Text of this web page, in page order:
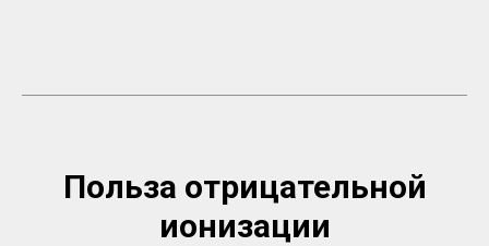
Польза отрицательной
ионизации